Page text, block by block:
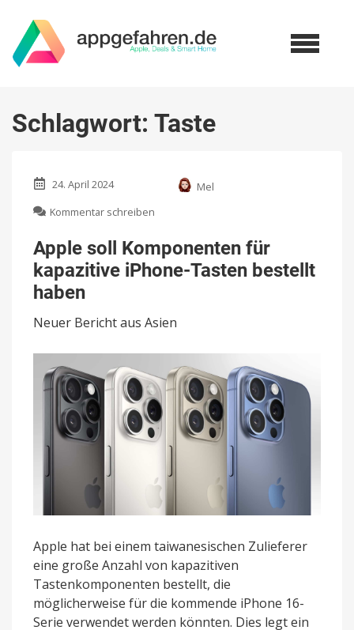
Schlagwort: Taste
24. April 2024
Mel
Kommentar schreiben
soll
Komponenten
für
Tasten
bestellt
Apple soll Komponenten für
kapazitive iPhone-Tasten bestellt
haben
Neuer Bericht aus Asien
Apple hat bei einem taiwanesischen Zulieferer
eine große Anzahl von kapazitiven
Tastenkomponenten bestellt, die
möglicherweise für die kommende iPhone 16-
Serie verwendet werden könnten. Dies legt ein